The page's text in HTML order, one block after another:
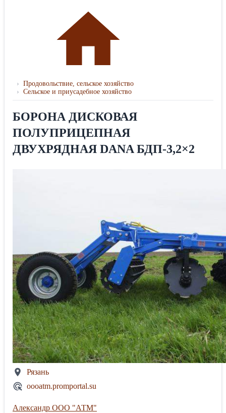
› Продовольствие, сельское хозяйство
› Сельское и приусадебное хозяйство
БОРОНА ДИСКОВАЯ
ПОЛУПРИЦЕПНАЯ
ДВУХРЯДНАЯ DANA БДП-3,2×2
Рязань
oooatm.promportal.su
Александр ООО "АТМ"